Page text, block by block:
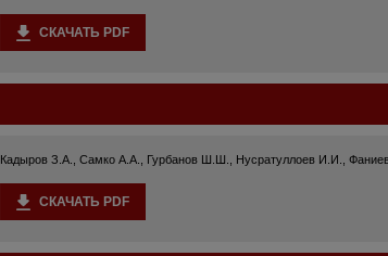
СКАЧАТЬ PDF
Кадыров З.А., Самко А.А., Гурбанов Ш.Ш., Нусратуллоев И.И.,
СКАЧАТЬ PDF